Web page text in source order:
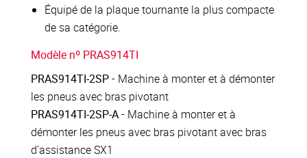
Équipé de la plaque tournante la plus compacte
de sa catégorie.
Modèle nº PRAS914TI
PRAS914TI-2SP- Machine à monter et à démonter
les pneus avec bras pivotant
PRAS914TI-2SP-A- Machine à monter et à
démonter les pneus avec bras pivotant avec bras
d’assistance SX1